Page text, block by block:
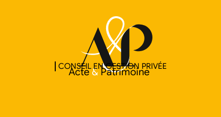
Acte&Patrimoine
CONSEIL EN GESTION PRIVÉE